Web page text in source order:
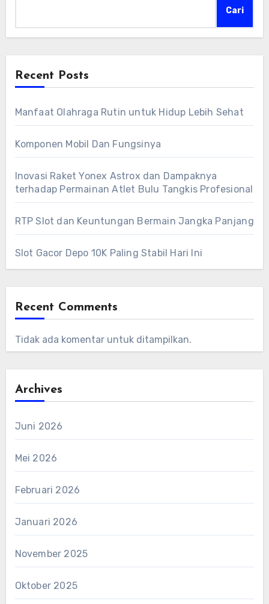
Cari
Recent Posts
Manfaat Olahraga Rutin untuk Hidup Lebih Sehat
Komponen Mobil Dan Fungsinya
Inovasi Raket Yonex Astrox dan Dampaknya
terhadap Permainan Atlet Bulu Tangkis Profesional
RTP Slot dan Keuntungan Bermain Jangka Panjang
Slot Gacor Depo 10K Paling Stabil Hari Ini
Recent Comments
Tidak ada komentar untuk ditampilkan.
Archives
Juni 2026
Mei 2026
Februari 2026
Januari 2026
November 2025
Oktober 2025